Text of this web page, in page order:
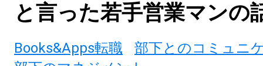
と言った若手営業マンの
Books&Apps転職
部下とのコミュニ